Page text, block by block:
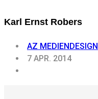
Karl Ernst Robers
AZ MEDIENDESIGN
7 APR. 2014